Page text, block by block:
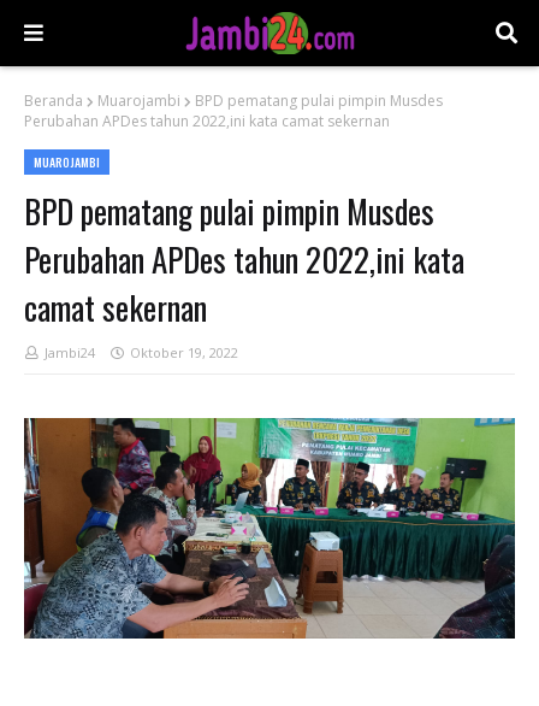
Beranda Muarojambi
BPD pematang pulai pimpin Musdes
Perubahan APDes tahun 2022,ini kata camat sekernan
MUAROJAMBI
BPD pematang pulai pimpin Musdes
Perubahan APDes tahun 2022,ini kata
camat sekernan
Jambi24 Oktober 19, 2022